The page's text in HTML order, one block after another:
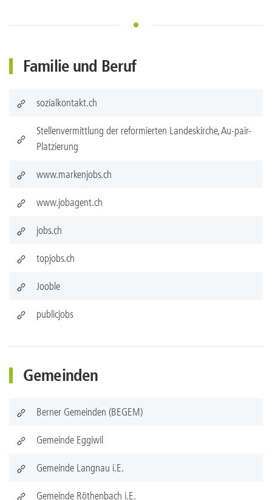
Familie und Beruf
sozialkontakt.ch
Stellenvermittlung der reformierten Landeskirche, Au-pair-
Platzierung
www.markenjobs.ch
www.jobagent.ch
jobs.ch
topjobs.ch
Jooble
publicjobs
Gemeinden
Berner Gemeinden (BEGEM)
Gemeinde Eggiwil
Gemeinde Langnau i.E.
Gemeinde Röthenbach i.E.